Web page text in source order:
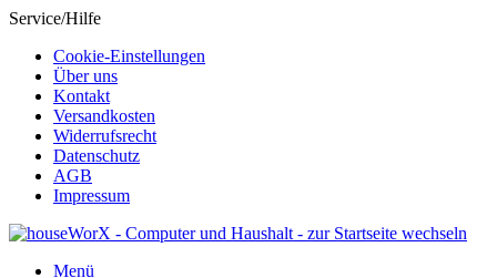
Service/Hilfe
Cookie-Einstellungen
Über uns
Kontakt
Versandkosten
Widerrufsrecht
Datenschutz
AGB
Impressum
Menü